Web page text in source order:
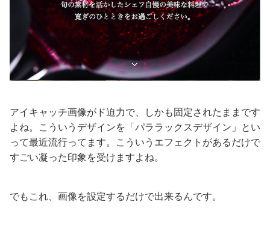
アイキャッチ画像がド迫力で、しかも固定されたままです
よね。こういうデザインを「パララックスデザイン」とい
って最近流行ってます。こういうエフェクトがあるだけで
すごい凝った印象を受けますよね。
でもこれ、画像を設定するだけで出来るんです。